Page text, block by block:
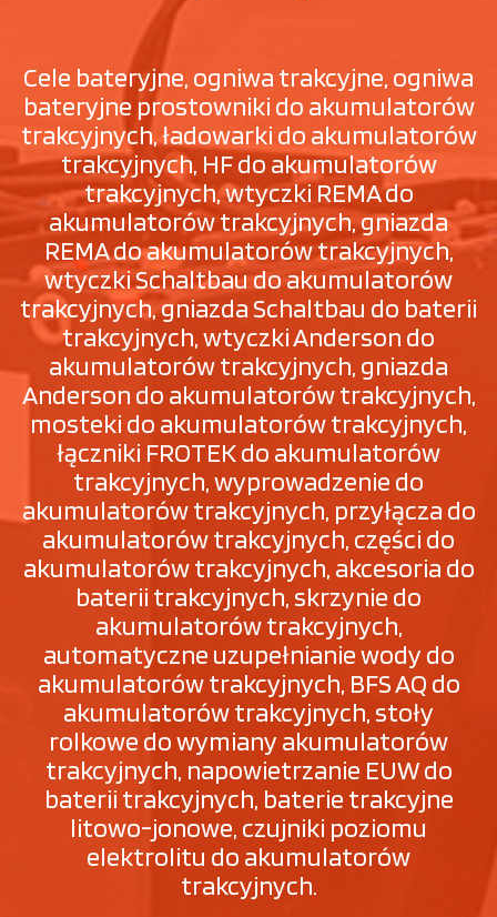
Cele bateryjne, ogniwa trakcyjne, ogniwa
bateryjne prostowniki do akumulatorów
trakcyjnych, ładowarki do akumulatorów
trakcyjnych, HF do akumulatorów
trakcyjnych, wtyczki REMA do
akumulatorów trakcyjnych, gniazda
REMA do akumulatorów trakcyjnych,
wtyczki Schaltbau do akumulatorów
trakcyjnych, gniazda Schaltbau do baterii
trakcyjnych, wtyczki Anderson do
akumulatorów trakcyjnych, gniazda
Anderson do akumulatorów trakcyjnych,
mosteki do akumulatorów trakcyjnych,
łączniki FROTEK do akumulatorów
trakcyjnych, wyprowadzenie do
akumulatorów trakcyjnych, przyłącza do
akumulatorów trakcyjnych, części do
akumulatorów trakcyjnych, akcesoria do
baterii trakcyjnych, skrzynie do
akumulatorów trakcyjnych,
automatyczne uzupełnianie wody do
akumulatorów trakcyjnych, BFS AQ do
akumulatorów trakcyjnych, stoły
rolkowe do wymiany akumulatorów
trakcyjnych, napowietrzanie EUW do
baterii trakcyjnych, baterie trakcyjne
litowo-jonowe, czujniki poziomu
elektrolitu do akumulatorów
trakcyjnych.